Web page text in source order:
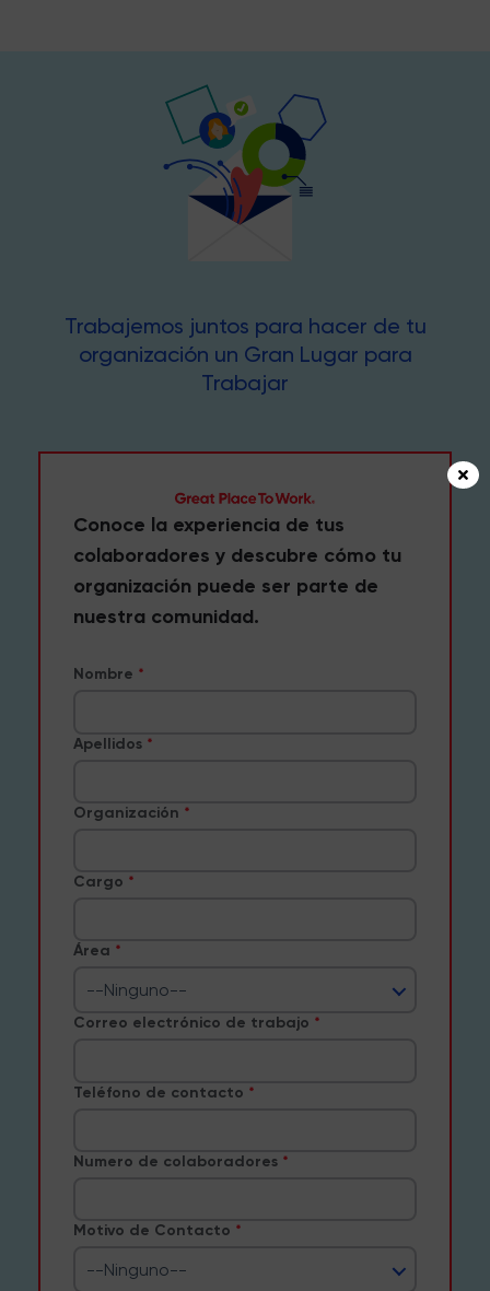
Trabajemos juntos para hacer de tu
organización un Gran Lugar para
Trabajar
Conoce la experiencia de tus
colaboradores y descubre cómo tu
organización puede ser parte de
nuestra comunidad.
Nombre
Apellidos
Organización
Cargo
Área
--Ninguno--
Correo electrónico de trabajo
Teléfono de contacto
Numero de colaboradores
Motivo de Contacto
--Ninguno--